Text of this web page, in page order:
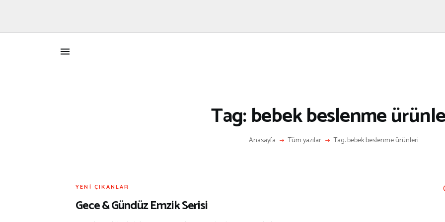
Tag: bebek beslenme
Anasayfa Tüm yazılar Tag: bebek beslenme ürünleri
RÖPORTAJ
İLETIŞIM
YENI ÇIKANLAR
Gece & Gündüz Emzik Serisi